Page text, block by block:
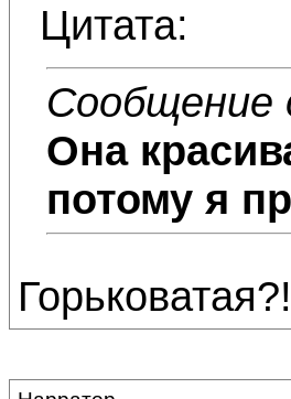
Цитата:
Она
потому я